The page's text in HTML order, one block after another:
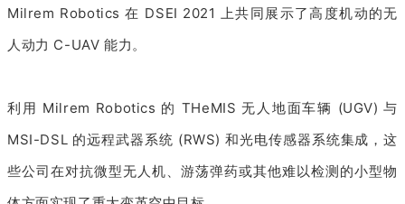
Milrem Robotics 在 DSEI 2021 上共同展示了高度机动的无
人动力 C-UAV 能力。
利用 Milrem Robotics 的 THeMIS 无人地面车辆 (UGV) 与
MSI-DSL 的远程武器系统 (RWS) 和光电传感器系统集成，这
些公司在对抗微型无人机、游荡弹药或其他难以检测的小型物